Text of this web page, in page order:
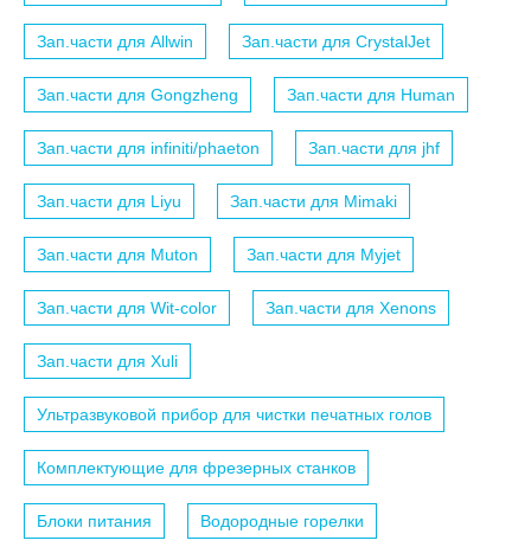
Зап.части для Allwin Зап.части для CrystalJet
Зап.части для Gongzheng Зап.части для Human
Зап.части для infiniti/phaeton Зап.части для jhf
Зап.части для Liyu Зап.части для Mimaki
Зап.части для Muton Зап.части для Myjet
Зап.части для Wit-color Зап.части для Xenons
Зап.части для Xuli
Ультразвуковой прибор для чистки печатных голов
Комплектующие для фрезерных станков
Блоки питания Водородные горелки